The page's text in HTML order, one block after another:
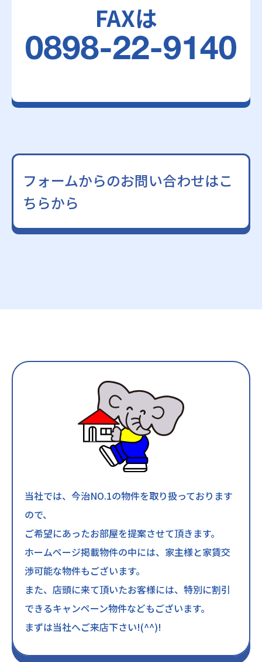
FAXは
フォームからのお問い合わせはこ
ちらから
当社では、今治NO.1の物件を取り扱っております
ので、
ご希望にあったお部屋を提案させて頂きます。
ホームページ掲載物件の中には、家主様と家賃交
渉可能な物件もございます。
また、店頭に来て頂いたお客様には、特別に割引
できるキャンペーン物件などもございます。
まずは当社へご来店下さい!(^^)!